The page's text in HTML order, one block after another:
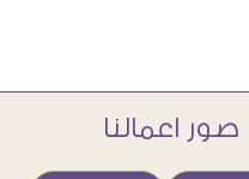
صور اعمالنا